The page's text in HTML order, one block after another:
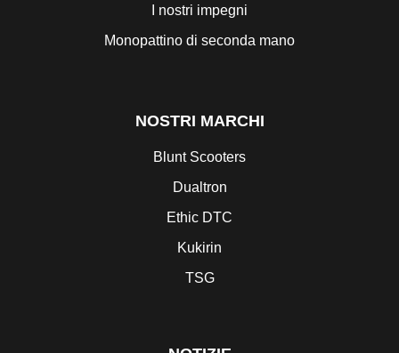
I nostri impegni
Monopattino di seconda mano
NOSTRI MARCHI
Blunt Scooters
Dualtron
Ethic DTC
Kukirin
TSG